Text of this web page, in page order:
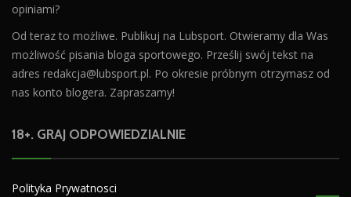
opiniami?
Od teraz to możliwe. Publikuj na Lubsport. Otwieramy dla Was
możliwość pisania bloga sportowego. Prześlij swój tekst na
adres redakcja@lubsport.pl. Po okresie próbnym otrzymasz od
nas konto blogera. Zapraszamy!
18+. GRAJ ODPOWIEDZIALNIE
Polityka Prywatnosci